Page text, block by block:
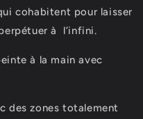
cohabitent pour laisser
à l’infini.
à la main avec
des zones totalement